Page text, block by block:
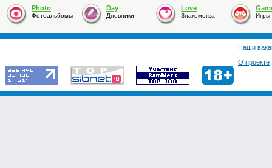
Photo
Фотоальбомы
Day
Дневники
Love
Знакомства Игры
Наши
О проекте